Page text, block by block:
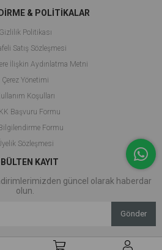
& POLİTİKALAR
Gizlilik Politikası
Satış Sözleşmesi
İlişkin Aydınlatma Metni
Çerez Yönetimi
Koşulları
Başvuru Formu
Formu
Sözleşmesi
BÜLTEN KAYIT
güncel olarak haberdar
olun.
Gönder